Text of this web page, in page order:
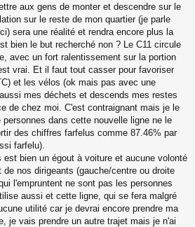
aux gens de monter et descendre sur le
sur le reste de mon quartier (je parle
sera une réalité et rendra encore plus la
bien le but recherché non ? Le C11 circule
avec un fort ralentissement sur la portion
vrai. Et il faut tout casser pour favoriser
et les vélos (ok mais pas avec une
mes déchets et descends mes restes
de chez moi. C'est contraignant mais je le
dans cette nouvelle ligne ne le
des chiffres farfelus comme 87.46% par
farfelu).
est bien un égout à voiture et aucune volonté
nos dirigeants (gauche/centre ou droite
l'empruntent ne sont pas les personnes
aussi et cette ligne, qui se fera malgré
utilité car je devrai encore prendre ma
je vais prendre un autre trajet mais je n'ai